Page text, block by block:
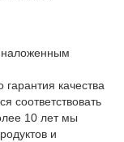
наложенным
гарантия качества
соответствовать
10 лет мы
и